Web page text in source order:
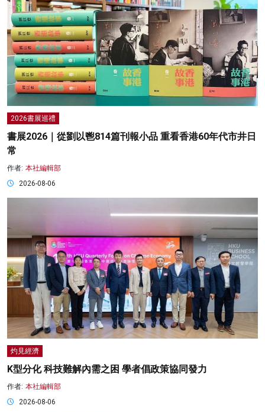
2026書展巡禮
書展2026｜從劉以鬯814篇刊報小品 重看香港60年代市井日
常
作者: 本社編輯部
2026-08-06
灼見經濟
K型分化 科技難解內需之困 學者倡政策協同發力
作者: 本社編輯部
2026-08-06